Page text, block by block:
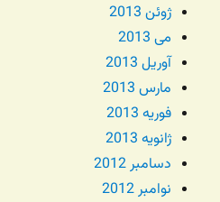
ژوئن 2013
می 2013
آوریل 2013
مارس 2013
فوریه 2013
ژانویه 2013
دسامبر 2012
نوامبر 2012